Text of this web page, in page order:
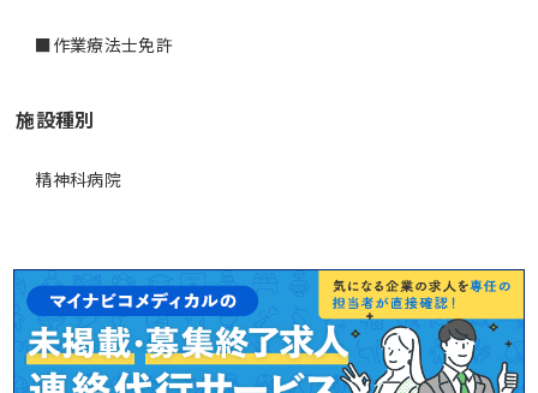
■作業療法士免許
施設種別
精神科病院